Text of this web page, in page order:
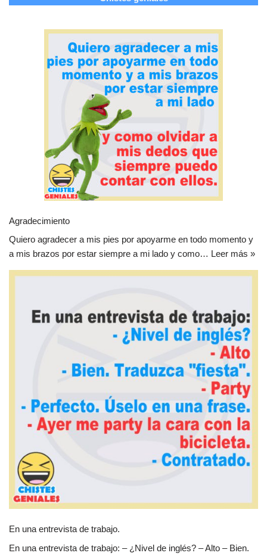
Agradecimiento
Quiero agradecer a mis pies por apoyarme en todo momento y
a mis brazos por estar siempre a mi lado y como… Leer más »
En una entrevista de trabajo.
En una entrevista de trabajo: – ¿Nivel de inglés? – Alto – Bien.